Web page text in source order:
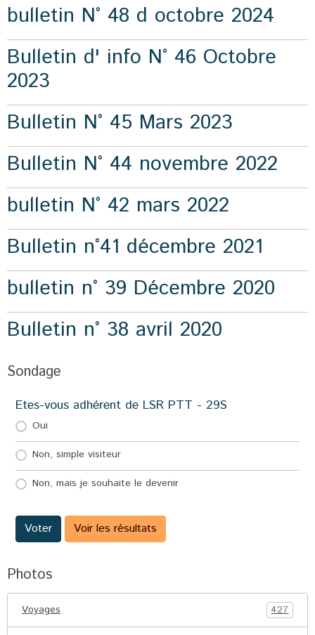
bulletin N° 48 d octobre 2024
Bulletin d' info N° 46 Octobre
2023
Bulletin N° 45 Mars 2023
Bulletin N° 44 novembre 2022
bulletin N° 42 mars 2022
Bulletin n°41 décembre 2021
bulletin n° 39 Décembre 2020
Bulletin n° 38 avril 2020
Sondage
Etes-vous adhérent de LSR PTT - 29S
Oui
Non, simple visiteur
Non, mais je souhaite le devenir
Voter Voir les résultats
Photos
Voyages 427